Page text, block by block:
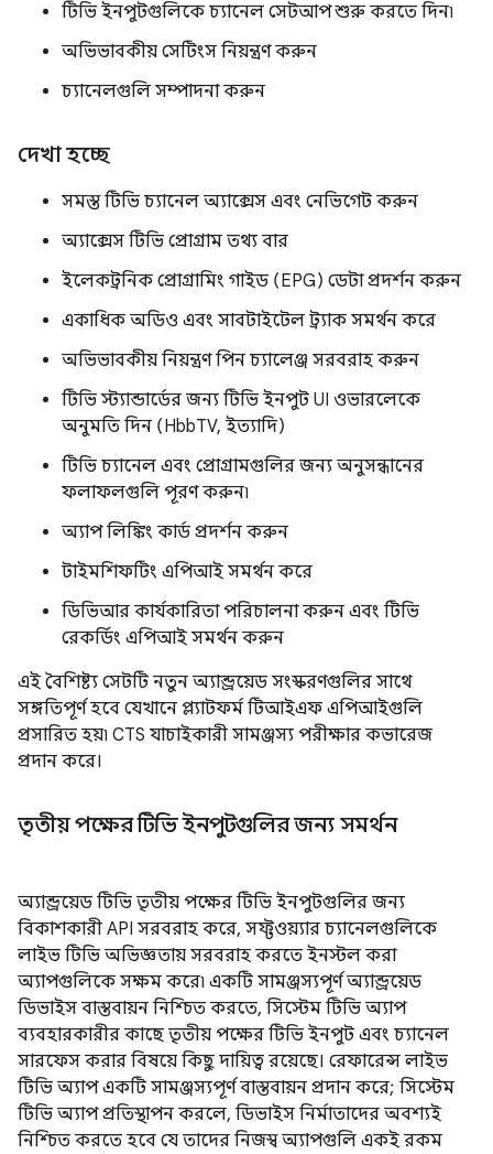
টিভি ইনপুটগুলিকে চ্যানেল সেটআপ শুরু করতে দিন৷
অভিভাবকীয় সেটিংস নিয়ন্ত্রণ করুন
চ্যানেলগুলি সম্পাদনা করুন
দেখা হচ্ছে
সমস্ত টিভি চ্যানেল অ্যাক্সেস এবং নেভিগেট করুন
অ্যাক্সেস টিভি প্রোগ্রাম তথ্য বার
ইলেকট্রনিক প্রোগ্রামিং গাইড (EPG) ডেটা প্রদর্শন করুন
একাধিক অডিও এবং সাবটাইটেল ট্র্যাক সমর্থন করে
অভিভাবকীয় নিয়ন্ত্রণ পিন চ্যালেঞ্জ সরবরাহ করুন
টিভি স্ট্যান্ডার্ডের জন্য টিভি ইনপুট UI ওভারলেকে
অনুমতি দিন (HbbTV, ইত্যাদি)
টিভি চ্যানেল এবং প্রোগ্রামগুলির জন্য অনুসন্ধানের
ফলাফলগুলি পূরণ করুন৷
অ্যাপ লিঙ্কিং কার্ড প্রদর্শন করুন
টাইমশিফটিং এপিআই সমর্থন করে
ডিভিআর কার্যকারিতা পরিচালনা করুন এবং টিভি
রেকর্ডিং এপিআই সমর্থন করুন
এই বৈশিষ্ট্য সেটটি নতুন অ্যান্ড্রয়েড সংস্করণগুলির সাথে
সঙ্গতিপূর্ণ হবে যেখানে প্ল্যাটফর্ম টিআইএফ এপিআইগুলি
প্রসারিত হয়৷ CTS যাচাইকারী সামঞ্জস্য পরীক্ষার কভারেজ
প্রদান করে।
তৃতীয় পক্ষের টিভি ইনপুটগুলির জন্য সমর্থন
অ্যান্ড্রয়েড টিভি তৃতীয় পক্ষের টিভি ইনপুটগুলির জন্য
বিকাশকারী API সরবরাহ করে, সফ্টওয়্যার চ্যানেলগুলিকে
লাইভ টিভি অভিজ্ঞতায় সরবরাহ করতে ইনস্টল করা
অ্যাপগুলিকে সক্ষম করে৷ একটি সামঞ্জস্যপূর্ণ অ্যান্ড্রয়েড
ডিভাইস বাস্তবায়ন নিশ্চিত করতে, সিস্টেম টিভি অ্যাপ
ব্যবহারকারীর কাছে তৃতীয় পক্ষের টিভি ইনপুট এবং চ্যানেল
সারফেস করার বিষয়ে কিছু দায়িত্ব রয়েছে। রেফারেন্স লাইভ
টিভি অ্যাপ একটি সামঞ্জস্যপূর্ণ বাস্তবায়ন প্রদান করে; সিস্টেম
টিভি অ্যাপ প্রতিস্থাপন করলে, ডিভাইস নির্মাতাদের অবশ্যই
নিশ্চিত করতে হবে যে তাদের নিজস্ব অ্যাপগুলি একই রকম